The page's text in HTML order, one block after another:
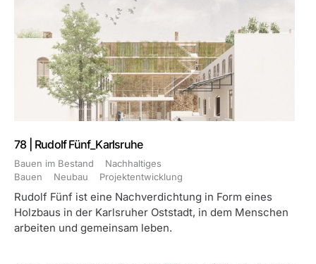
78 | Rudolf Fünf_Karlsruhe
Bauen im Bestand
Nachhaltiges
Bauen
Neubau Projektentwicklung
Rudolf Fünf ist eine Nachverdichtung in Form eines
Holzbaus in der Karlsruher Oststadt, in dem Menschen
arbeiten und gemeinsam leben.